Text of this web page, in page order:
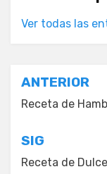
Ver todas las
de
entradas
ANTERIOR
Receta de
SIG
Receta de